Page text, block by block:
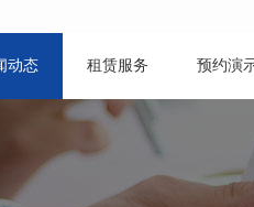
动态 租赁服务 预约演